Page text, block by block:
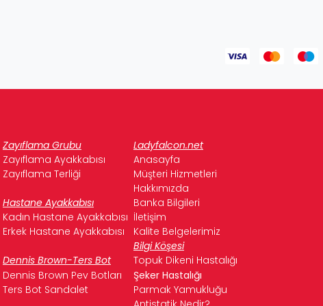
Zayıflama Grubu
Ladyfalcon.net
Zayıflama Ayakkabısı
Anasayfa
Zayıflama Terliği
Müşteri Hizmetleri
Hakkımızda
Hastane Ayakkabısı
Banka Bilgileri
Kadın Hastane Ayakkabısı İletişim
Erkek Hastane Ayakkabısı
Kalite Belgelerimiz
Bilgi Köşesi
Dennis Brown-Ters Bot
Topuk Dikeni Hastalığı
Dennis Brown Pev Botları
Şeker Hastalığı
Ters Bot Sandalet
Parmak Yamukluğu